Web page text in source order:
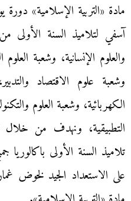
آسفي لتلاميذ السنة الأولى
والعلوم الإنسانية، وشعبة
وشعبة علوم الاقتصاد
الكهربائية، وشعبة العلوم
التطبيقية، ونهدف من خلال
تلاميذ السنة الأولى باكالوريا
على الاستعداد الجيد لخوض